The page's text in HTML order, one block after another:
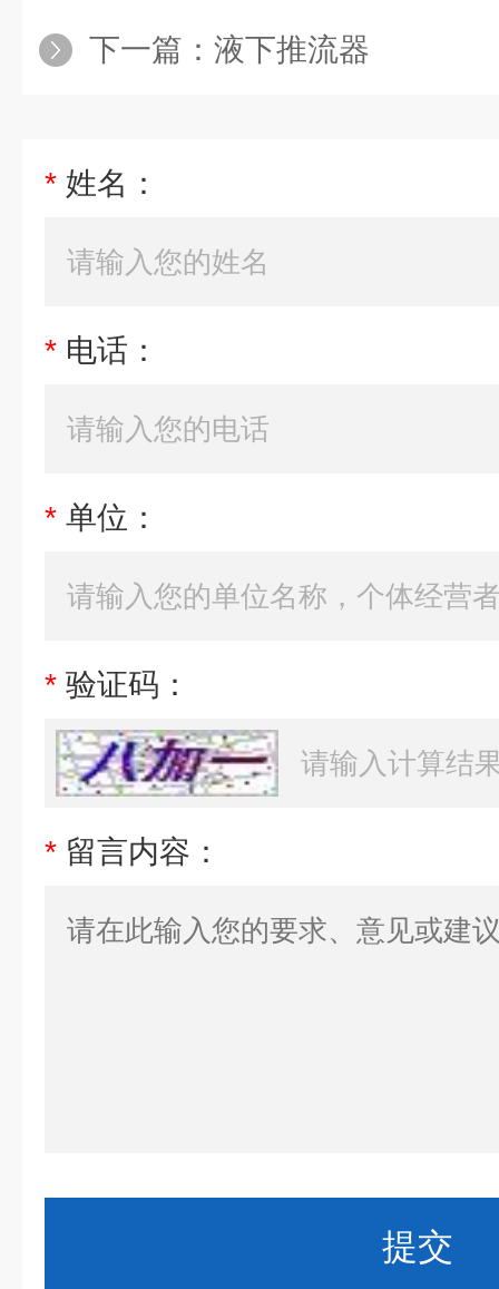
下一篇： 液下推流器
* 姓名：
* 电话：
* 单位：
* 验证码：
* 留言内容：